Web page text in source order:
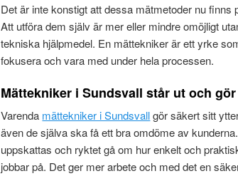
Det är inte konstigt att dessa mätmetoder nu finns
Att utföra dem själv är mer eller mindre omöjligt
tekniska hjälpmedel. En mättekniker är ett yrke
fokusera och vara med under hela processen.
Mättekniker i Sundsvall står ut och
Varenda mättekniker i Sundsvallgör säkert sitt
även de själva ska få ett bra omdöme av
uppskattas och ryktet gå om hur enkelt och
jobbar på. Det ger mer arbete och med det en